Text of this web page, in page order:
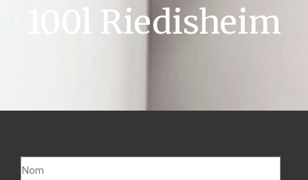
100l Riedisheim